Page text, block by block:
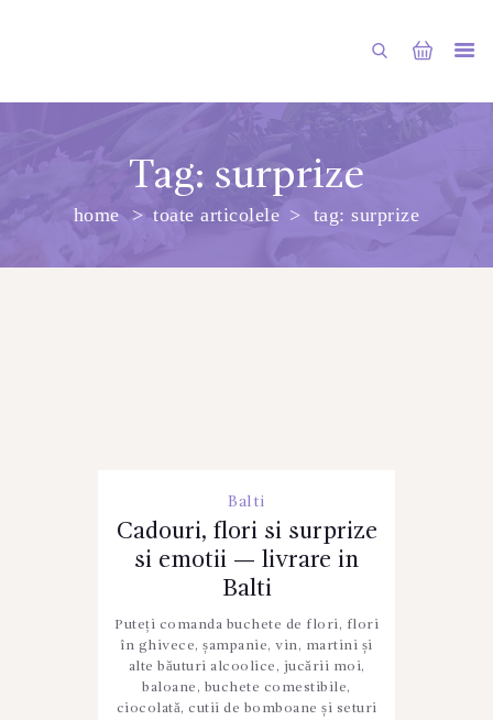
Tag: surprize
home toate articolele tag: surprize
PRINCIPALA
DESPRE NOI
Balti
Cadouri, flori si surprize
si emotii — livrare in
Balti
Puteți comanda buchete de flori, flori
în ghivece, șampanie, vin, martini și
alte băuturi alcoolice, jucării moi,
baloane, buchete comestibile,
ciocolată, cutii de bomboane și seturi